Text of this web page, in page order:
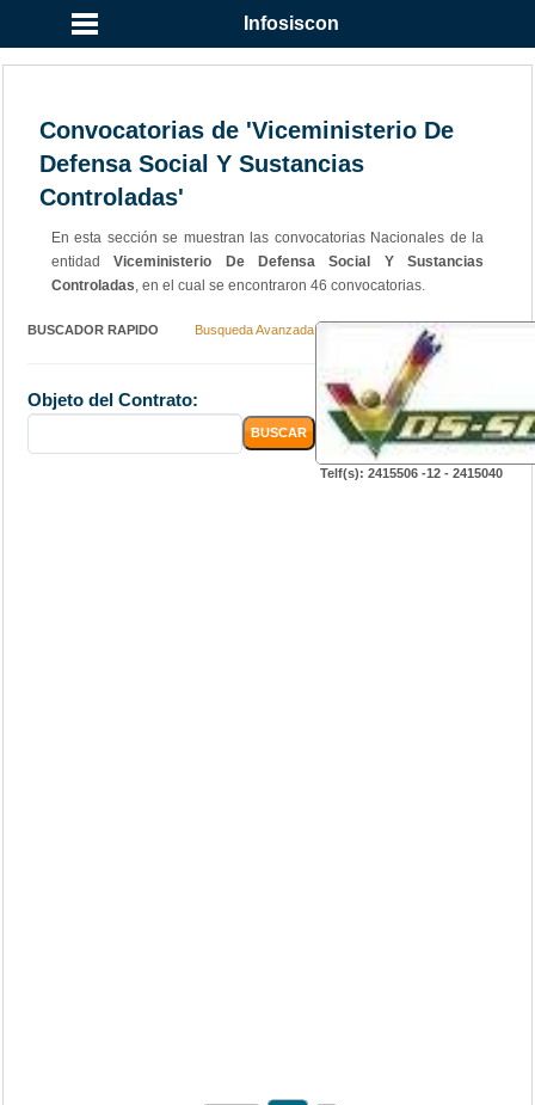
Infosiscon
Convocatorias de 'Viceministerio De
Defensa Social Y Sustancias
Controladas'
En esta sección se muestran las convocatorias Nacionales de la
entidadViceministerio De Defensa Social Y Sustancias
Controladas, en el cual se encontraron 46 convocatorias.
BUSCADOR RAPIDO Busqueda Avanzada
Objeto del Contrato:
Telf(s): 2415506 -12 - 2415040